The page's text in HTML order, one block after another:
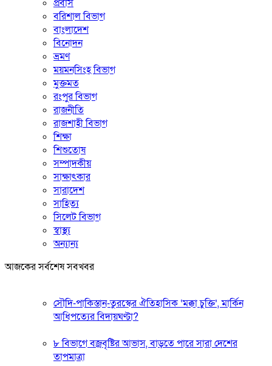
প্রবাস
বরিশাল বিভাগ
বাংলাদেশ
বিনোদন
ভ্রমণ
ময়মনসিংহ বিভাগ
মুক্তমত
রংপুর বিভাগ
রাজনীতি
রাজশাহী বিভাগ
শিক্ষা
শিশুতোষ
সম্পাদকীয়
সাক্ষাৎকার
সারাদেশ
সাহিত্য
সিলেট বিভাগ
স্বাস্থ্য
অন্যান্য
আজকের সর্বশেষ সবখবর
সৌদি-পাকিস্তান-তুরস্কের ঐতিহাসিক ‘মক্কা চুক্তি’, মার্কিন
আধিপত্যের বিদায়ঘণ্টা?
৮ বিভাগে বজ্রবৃষ্টির আভাস, বাড়তে পারে সারা দেশের
তাপমাত্রা